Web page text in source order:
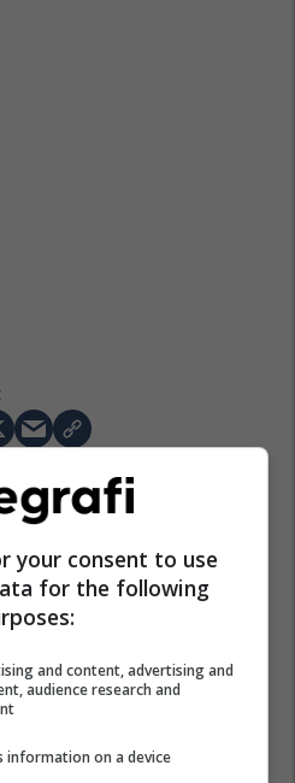
your consent to use
for the following
and content, advertising and
audience research and
information on a device